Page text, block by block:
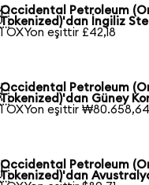
Occidental Petroleum
Tokenized)'dan İngiliz
1 OXYon eşittir £42,18
Occidental Petroleum
Tokenized)'dan Güney
1 OXYon eşittir ₩80.658,64
Occidental Petroleum
Tokenized)'dan